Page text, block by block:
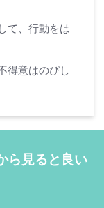
て、行動をは
得意はのびし
ら見ると良い